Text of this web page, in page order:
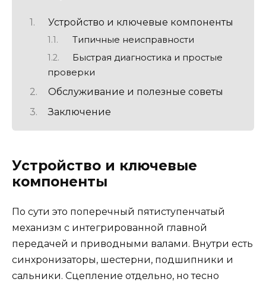
Устройство и ключевые компоненты
Типичные неисправности
Быстрая диагностика и простые
проверки
Обслуживание и полезные советы
Заключение
Устройство и ключевые
компоненты
По сути это поперечный пятиступенчатый
механизм с интегрированной главной
передачей и приводными валами. Внутри есть
синхронизаторы, шестерни, подшипники и
сальники. Сцепление отдельно, но тесно